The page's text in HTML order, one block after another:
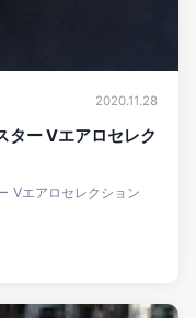
2020.11.28
ター Vエアロセレク
Vエアロセレクション